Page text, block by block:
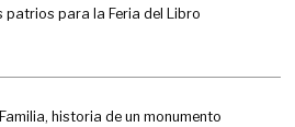
patrios para la Feria del Libro
historia de un monumento